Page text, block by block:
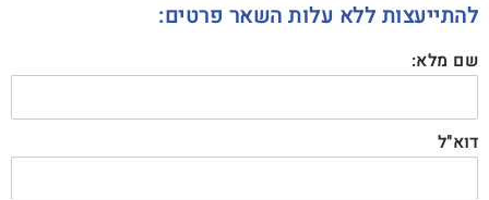
להתייעצות ללא עלות השאר פרטים:
שם מלא:
דוא"ל